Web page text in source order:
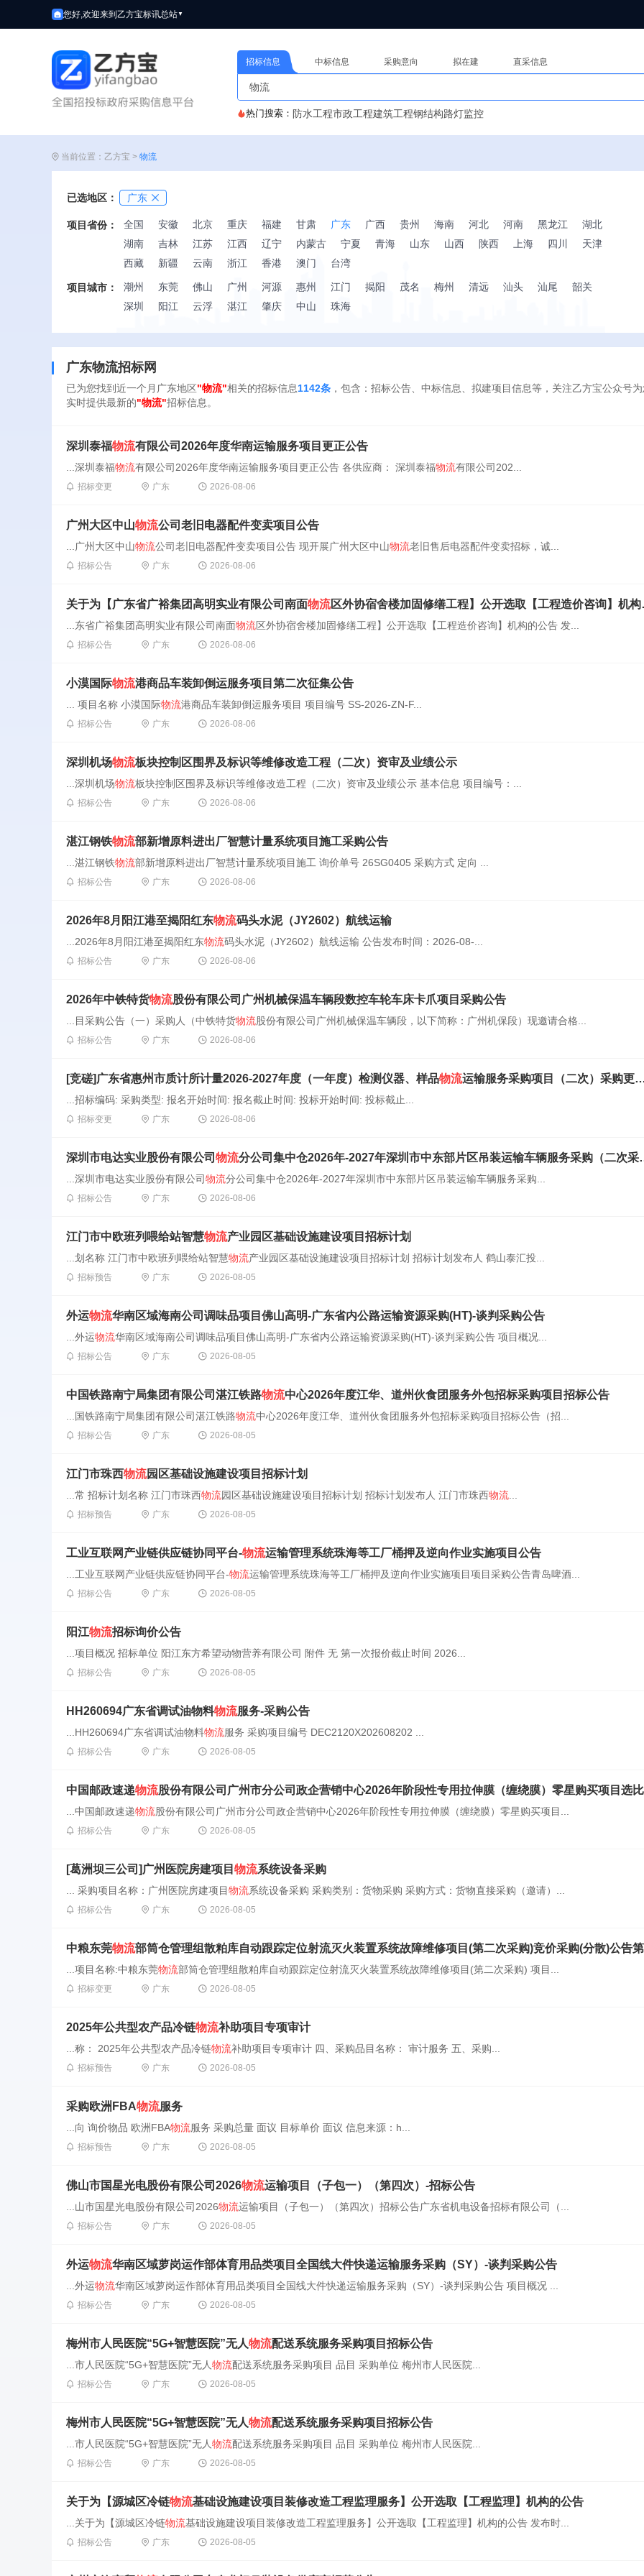
您好,欢迎来到乙方宝标讯总站▼
招标信息 中标信息 采购意向 拟在建 直采信息
热门搜索： 防水工程市政工程建筑工程钢结构路灯监控
当前位置：乙方宝 > 物流
已选地区： 广东
项目省份： 全国 安徽 北京 重庆 福建 甘肃 广东 广西 贵州 海南 河北 河南 黑龙江
湖北
湖南
吉林 江苏 江西 辽宁 内蒙古 宁夏 青海 山东 山西 陕西 上海 四川
天津
西藏
新疆 云南 浙江 香港 澳门 台湾
项目城市： 潮州 东莞 佛山 广州 河源 惠州 江门 揭阳 茂名 梅州 清远 汕头 汕尾
韶关
深圳
阳江 云浮 湛江 肇庆 中山 珠海
广东物流招标网
已为您找到近一个月广东地区"物流"相关的招标信息1142条 ，包含：招标公告、中标信息、拟建项目信息等，关注乙方宝公众号为
实时提供最新的"物流"招标信息。
深圳泰福物流有限公司2026年度华南运输服务项目更正公告
...深圳泰福物流有限公司2026年度华南运输服务项目更正公告 各供应商： 深圳泰福物流有限公司202...
招标变更 广东 2026-08-06
广州大区中山物流公司老旧电器配件变卖项目公告
...广州大区中山物流公司老旧电器配件变卖项目公告 现开展广州大区中山物流老旧售后电器配件变卖招标，诚...
招标公告 广东 2026-08-06
关于为【广东省广裕集团高明实业有限公司南面物流区外协宿舍楼加固修缮工程】公开选取【工程造价咨询】机构的公告
...东省广裕集团高明实业有限公司南面物流区外协宿舍楼加固修缮工程】公开选取【工程造价咨询】机构的公告 发...
招标公告 广东 2026-08-06
小漠国际物流港商品车装卸倒运服务项目第二次征集公告
... 项目名称 小漠国际物流港商品车装卸倒运服务项目 项目编号 SS-2026-ZN-F...
招标公告 广东 2026-08-06
深圳机场物流板块控制区围界及标识等维修改造工程（二次）资审及业绩公示
...深圳机场物流板块控制区围界及标识等维修改造工程（二次）资审及业绩公示 基本信息 项目编号：...
招标公告 广东 2026-08-06
湛江钢铁物流部新增原料进出厂智慧计量系统项目施工采购公告
...湛江钢铁物流部新增原料进出厂智慧计量系统项目施工 询价单号 26SG0405 采购方式 定向 ...
招标公告 广东 2026-08-06
2026年8月阳江港至揭阳红东物流码头水泥（JY2602）航线运输
...2026年8月阳江港至揭阳红东物流码头水泥（JY2602）航线运输 公告发布时间：2026-08-...
招标公告 广东 2026-08-06
2026年中铁特货物流股份有限公司广州机械保温车辆段数控车轮车床卡爪项目采购公告
...目采购公告（一）采购人（中铁特货物流股份有限公司广州机械保温车辆段，以下简称：广州机保段）现邀请合格...
招标公告 广东 2026-08-06
[竞磋]广东省惠州市质计所计量2026-2027年度（一年度）检测仪器、样品物流运输服务采购项目（二次）采购更正公告（第一次）
...招标编码: 采购类型: 报名开始时间: 报名截止时间: 投标开始时间: 投标截止...
招标变更 广东 2026-08-06
深圳市电达实业股份有限公司 物流分公司集中仓2026年-2027年深圳市中东部片区吊装运输车辆服务采购（二次采购）-采购公告
...深圳市电达实业股份有限公司物流分公司集中仓2026年-2027年深圳市中东部片区吊装运输车辆服务采购...
招标公告 广东 2026-08-06
江门市中欧班列喂给站智慧物流产业园区基础设施建设项目招标计划
...划名称 江门市中欧班列喂给站智慧物流产业园区基础设施建设项目招标计划 招标计划发布人 鹤山泰汇投...
招标预告 广东 2026-08-05
外运物流华南区域海南公司调味品项目佛山高明-广东省内公路运输资源采购(HT)-谈判采购公告
...外运物流华南区域海南公司调味品项目佛山高明-广东省内公路运输资源采购(HT)-谈判采购公告 项目概况...
招标公告 广东 2026-08-05
中国铁路南宁局集团有限公司湛江铁路物流中心2026年度江华、道州伙食团服务外包招标采购项目招标公告
...国铁路南宁局集团有限公司湛江铁路物流中心2026年度江华、道州伙食团服务外包招标采购项目招标公告（招...
招标公告 广东 2026-08-05
江门市珠西物流园区基础设施建设项目招标计划
...常 招标计划名称 江门市珠西物流园区基础设施建设项目招标计划 招标计划发布人 江门市珠西物流
招标预告 广东 2026-08-05
工业互联网产业链供应链协同平台-物流运输管理系统珠海等工厂桶押及逆向作业实施项目公告
...工业互联网产业链供应链协同平台-物流运输管理系统珠海等工厂桶押及逆向作业实施项目项目采购公告青岛啤酒...
招标公告 广东 2026-08-05
阳江物流招标询价公告
...项目概况 招标单位 阳江东方希望动物营养有限公司 附件 无 第一次报价截止时间 2026...
招标公告 广东 2026-08-05
HH260694广东省调试油物料物流服务-采购公告
...HH260694广东省调试油物料物流服务 采购项目编号 DEC2120X202608202 ...
招标公告 广东 2026-08-05
中国邮政速递物流股份有限公司广州市分公司政企营销中心2026年阶段性专用拉伸膜（缠绕膜）零星购买项目选比公告
...中国邮政速递物流股份有限公司广州市分公司政企营销中心2026年阶段性专用拉伸膜（缠绕膜）零星购买项目...
招标公告 广东 2026-08-05
[葛洲坝三公司]广州医院房建项目 物流系统设备采购
... 采购项目名称：广州医院房建项目物流系统设备采购 采购类别：货物采购 采购方式：货物直接采购（邀请）...
招标公告 广东 2026-08-05
中粮东莞物流部筒仓管理组散粕库自动跟踪定位射流灭火装置系统故障维修项目(第二次采购)竞价采购(分散)公告第1次变更公告（0001标段中粮东莞
...项目名称:中粮东莞物流部筒仓管理组散粕库自动跟踪定位射流灭火装置系统故障维修项目(第二次采购) 项目...
招标变更 广东 2026-08-05
2025年公共型农产品冷链物流补助项目专项审计
...称： 2025年公共型农产品冷链物流补助项目专项审计 四、采购品目名称： 审计服务 五、采购...
招标预告 广东 2026-08-05
采购欧洲FBA物流服务
...向 询价物品 欧洲FBA物流服务 采购总量 面议 目标单价 面议 信息来源：h...
招标预告 广东 2026-08-05
佛山市国星光电股份有限公司2026物流运输项目（子包一）（第四次）-招标公告
...山市国星光电股份有限公司2026物流运输项目（子包一）（第四次）招标公告广东省机电设备招标有限公司（...
招标公告 广东 2026-08-05
外运物流华南区域萝岗运作部体育用品类项目全国线大件快递运输服务采购（SY）-谈判采购公告
...外运物流华南区域萝岗运作部体育用品类项目全国线大件快递运输服务采购（SY）-谈判采购公告 项目概况 ...
招标公告 广东 2026-08-05
梅州市人民医院“5G+智慧医院”无人物流配送系统服务采购项目招标公告
...市人民医院“5G+智慧医院”无人物流配送系统服务采购项目 品目 采购单位 梅州市人民医院...
招标公告 广东 2026-08-05
梅州市人民医院“5G+智慧医院”无人物流配送系统服务采购项目招标公告
...市人民医院“5G+智慧医院”无人物流配送系统服务采购项目 品目 采购单位 梅州市人民医院...
招标公告 广东 2026-08-05
关于为【源城区冷链物流基础设施建设项目装修改造工程监理服务】公开选取【工程监理】机构的公告
...关于为【源城区冷链物流基础设施建设项目装修改造工程监理服务】公开选取【工程监理】机构的公告 发布时...
招标公告 广东 2026-08-05